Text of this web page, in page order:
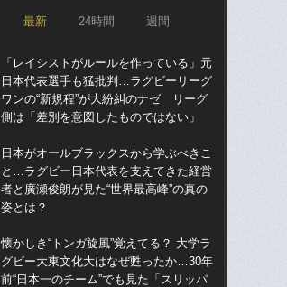
最新 24時間 週間
「レイシストがルールを作っている」元
日本代表選手も猛批判…ラグビーリーグ
ワンの“新規程”が大紛糾のナゼ リーグ
側は「差別を意図したものではない」
日本がオールブラックスから学ぶべきこ
と…ラグビー日本代表を支えてきた経営
者と廣瀬俊朗が見た“世界最高峰”の真の
姿とは？
懐かしき“トンガ旋風”覚えてる？ 大学ラ
グビー大東文化大はなぜ甦ったか…30年
前“日本一のチーム”でも見た「スリッパ